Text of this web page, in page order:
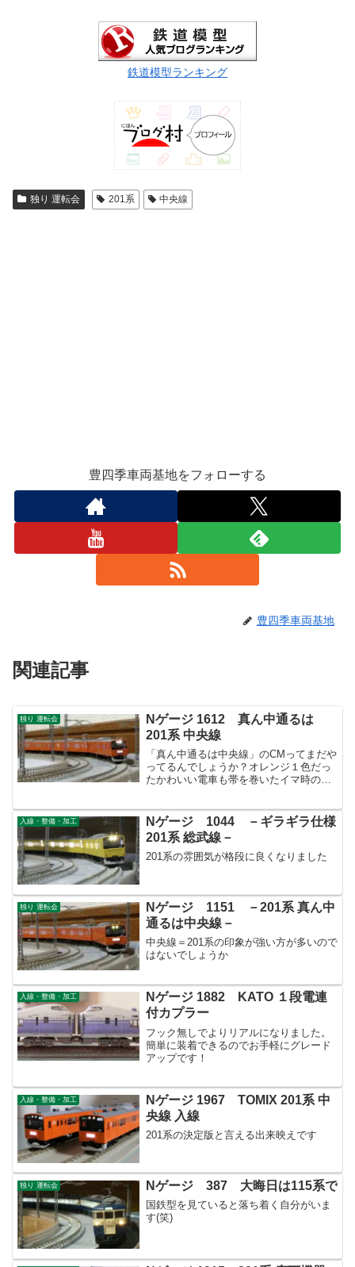
鉄道模型ランキング
独り 運転会 201系 中央線
豊四季車両基地をフォローする
豊四季車両基地
関連記事
独り 運転会
Nゲージ 1612 真ん中通るは
201系 中央線
「真ん中通るは中央線」のCMってまだや
ってるんでしょうか？オレンジ１色だっ
たかわいい電車も帯を巻いたイマ時の電
入線・整備・加工
Nゲージ 1044 －ギラギラ仕様
201系 総武線－
201系の雰囲気が格段に良くなりました
独り 運転会
Nゲージ 1151 －201系 真ん中
通るは中央線－
中央線＝201系の印象が強い方が多いので
はないでしょうか
入線・整備・加工
Nゲージ 1882 KATO １段電連
付カプラー
フック無しでよりリアルになりました。
簡単に装着できるのでお手軽にグレード
アップです！
入線・整備・加工
Nゲージ 1967 TOMIX 201系 中
央線 入線
201系の決定版と言える出来映えです
独り 運転会 Nゲージ 387 大晦日は115系で
国鉄型を見ていると落ち着く自分がいま
す(笑)